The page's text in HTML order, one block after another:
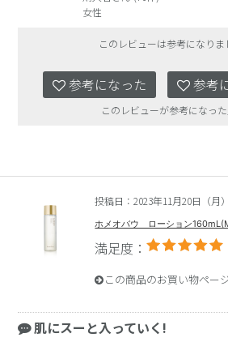
女性
このレビューは参考になりま
参考になった 参考
このレビューが参考になった
投稿日：2023年11月20日（月）
ホメオバウ ローション
満足度：
この商品のお買い物ペー
肌にスーと入っていく!